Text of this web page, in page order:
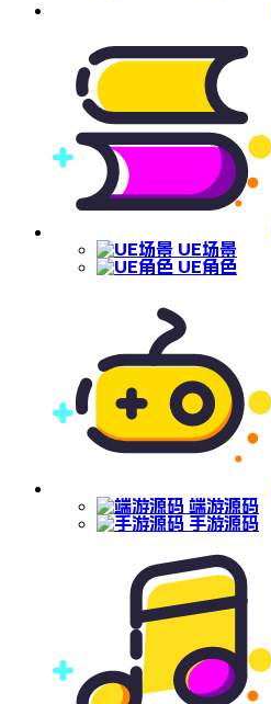
UE场景
UE角色
端游源码
手游源码